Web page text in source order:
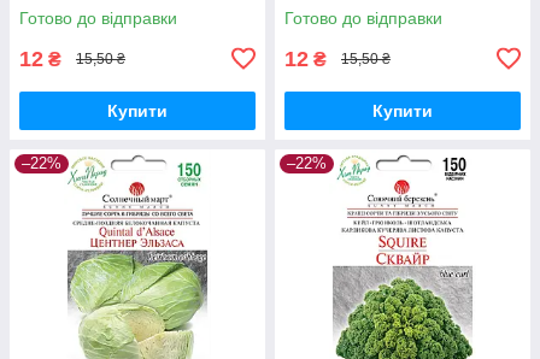
Готово до відправки
12 ₴ 15,50 ₴
Купити
Готово до відправки
12 ₴ 15,50 ₴
Купити
–22% –22%